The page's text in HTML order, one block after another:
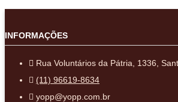
INFORMAÇÕES
Rua Voluntários da Pátria, 1336,
(11) 96619-8634
yopp@yopp.com.br